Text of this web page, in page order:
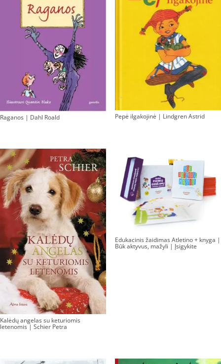
Raganos | Dahl Roald Pepė ilgakojinė | Lindgren Astrid
Kalėdų angelas su keturiomis
letenomis | Schier Petra
Edukacinis žaidimas Atletino + knyga |
Būk aktyvus, mažyli | Įsigykite